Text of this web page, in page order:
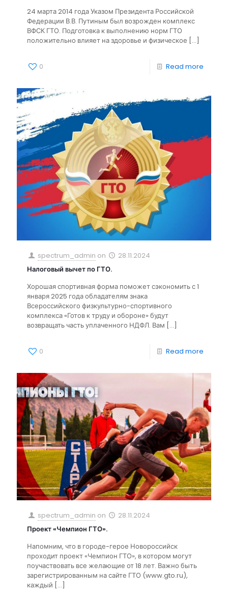
24 марта 2014 года Указом Президента Российской
Федерации В.В. Путиным был возрожден комплекс
ВФСК ГТО. Подготовка к выполнению норм ГТО
положительно влияет на здоровье и физическое […]
0 Read more
spectrum_admin on
28.11.2024
Налоговый вычет по ГТО.
Хорошая спортивная форма поможет сэкономить с 1
января 2025 года обладателям знака
Всероссийского физкультурно-спортивного
комплекса «Готов к труду и обороне» будут
возвращать часть уплаченного НДФЛ. Вам […]
0 Read more
spectrum_admin on
28.11.2024
Проект «Чемпион ГТО».
Напомним, что в городе-герое Новороссийск
проходит проект «Чемпион ГТО», в котором могут
поучаствовать все желающие от 18 лет. Важно быть
зарегистрированным на сайте ГТО (www.gto.ru),
каждый […]